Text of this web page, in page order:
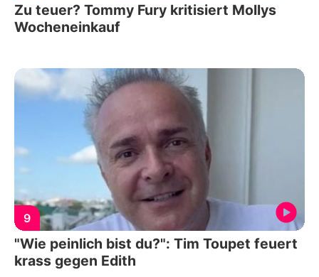
Zu teuer? Tommy Fury kritisiert Mollys
Wocheneinkauf
9
"Wie peinlich bist du?": Tim Toupet feuert
krass gegen Edith